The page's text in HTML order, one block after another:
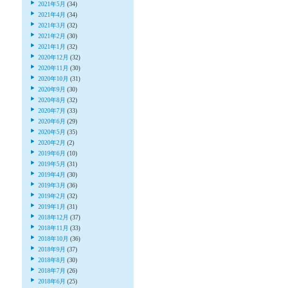
2021年5月 (34)
2021年4月 (34)
2021年3月 (32)
2021年2月 (30)
2021年1月 (32)
2020年12月 (32)
2020年11月 (30)
2020年10月 (31)
2020年9月 (30)
2020年8月 (32)
2020年7月 (33)
2020年6月 (29)
2020年5月 (35)
2020年2月 (2)
2019年6月 (10)
2019年5月 (31)
2019年4月 (30)
2019年3月 (36)
2019年2月 (32)
2019年1月 (31)
2018年12月 (37)
2018年11月 (33)
2018年10月 (36)
2018年9月 (37)
2018年8月 (30)
2018年7月 (26)
2018年6月 (25)